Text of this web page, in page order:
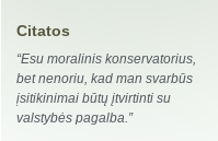
Citatos
“Esu moralinis konservatorius,
bet nenoriu, kad man svarbūs
įsitikinimai būtų įtvirtinti su
valstybės pagalba.”